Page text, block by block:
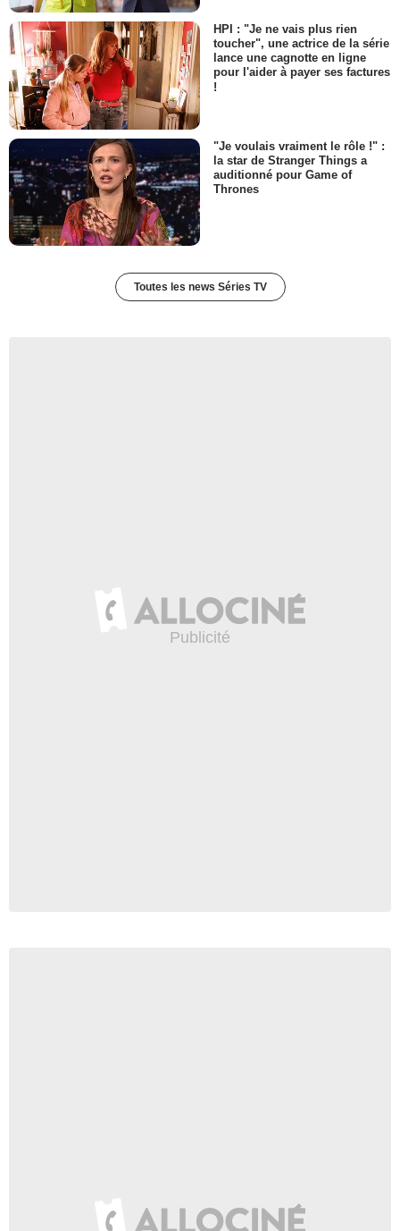
HPI : "Je ne vais plus rien
toucher", une actrice de la série
lance une cagnotte en ligne
pour l'aider à payer ses factures
!
"Je voulais vraiment le rôle !" :
la star de Stranger Things a
auditionné pour Game of
Thrones
Toutes les news Séries TV